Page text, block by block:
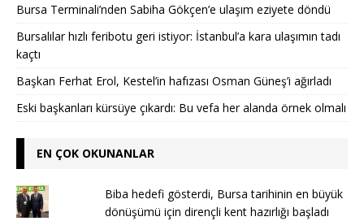
Bursa Terminali’nden Sabiha Gökçen’e ulaşım eziyete döndü
Bursalılar hızlı feribotu geri istiyor: İstanbul’a kara ulaşımın tadı
kaçtı
Başkan Ferhat Erol, Kestel’in hafızası Osman Güneş’i ağırladı
Eski başkanları kürsüye çıkardı: Bu vefa her alanda örnek olmalı
EN ÇOK OKUNANLAR
Biba hedefi gösterdi, Bursa tarihinin en büyük
dönüşümü için dirençli kent hazırlığı başladı